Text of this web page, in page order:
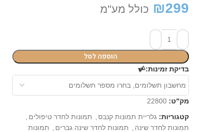
₪299 כולל מע"מ
הוספה לסל
בדיקת זמינות:⏳
מק"ט: 22800
קטגוריות: גלריית תמונות קנבס, תמונות לחדר טיפולים ,
תמונות לחדר שינה , תמונות לחדר שינה גברים , תמונות